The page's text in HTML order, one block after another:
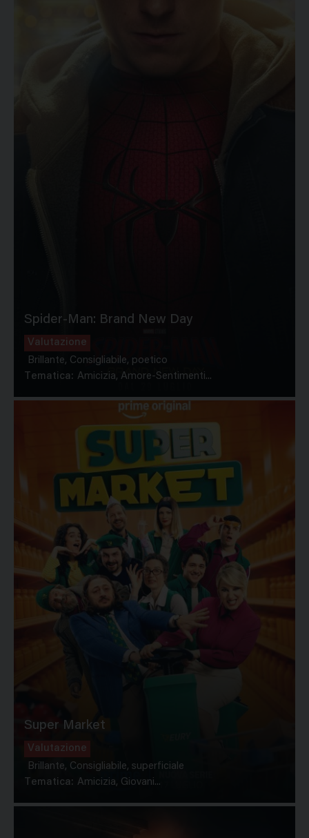
Spider-Man: Brand New Day
Valutazione
Brillante, Consigliabile, poetico
Tematica: Amicizia, Amore-Sentimenti...
Super Market
Valutazione
Brillante, Consigliabile, superficiale
Tematica: Amicizia, Giovani...